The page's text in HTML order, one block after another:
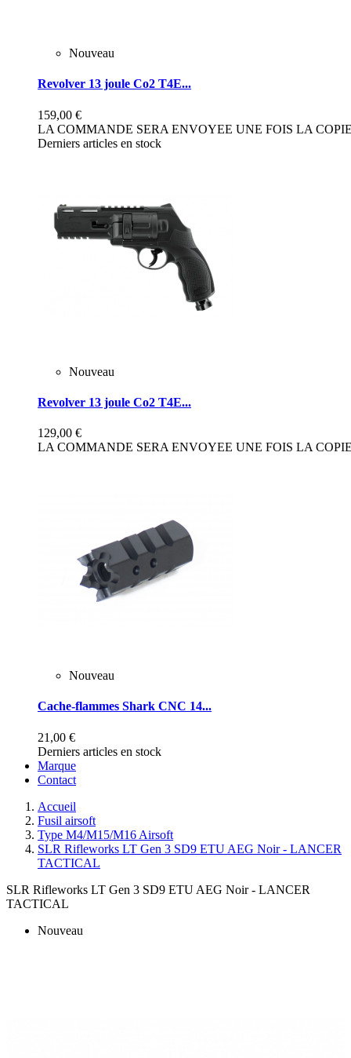
Nouveau
Revolver 13 joule Co2 T4E...
159,00 €
LA COMMANDE SERA ENVOYEE UNE FOIS LA
Derniers articles en stock
Nouveau
Revolver 13 joule Co2 T4E...
129,00 €
LA COMMANDE SERA ENVOYEE UNE FOIS LA
Nouveau
Cache-flammes Shark CNC 14...
21,00 €
Derniers articles en stock
Marque
Contact
Accueil
Fusil airsoft
Type M4/M15/M16 Airsoft
SLR Rifleworks LT Gen 3 SD9 ETU AEG Noir - LANCER
TACTICAL
SLR Rifleworks LT Gen 3 SD9 ETU AEG Noir - LANCER
TACTICAL
Nouveau